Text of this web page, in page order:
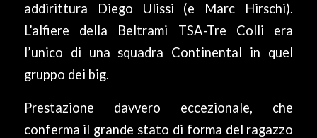
addirittura Diego Ulissi (e Marc Hirschi).
L’alfiere della Beltrami TSA-Tre Colli era
l’unico di una squadra Continental in quel
gruppo dei big.
Prestazione davvero eccezionale, che
conferma il grande stato di forma del ragazzo